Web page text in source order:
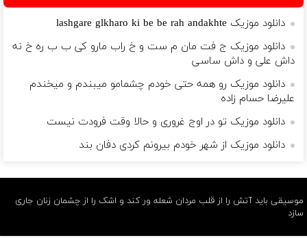
دانلود موزیک lashgare glkharo ki be be rah andakhte
دانلود موزیک ج فت مان م ست و خ راب مارو کی ب ب ره خ نه
داش علی و داش ساسی
دانلود موزیک رو همه حتی خودم چشمامو میبندم و میخندم
علیرضا حسام زاده
دانلود موزیک تو در اوج غروری و حالا وقت فرودت نیست
دانلود موزیک از شهر خودم بیرونم کردی دفان بند
موسیقی باید آتش را از قلب مردان شعله ور کند و اشک را از چشمان زنان جاری
سازد